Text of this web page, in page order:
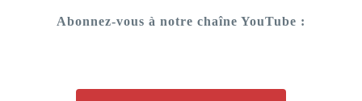
Abonnez-vous à notre chaîne YouTube :